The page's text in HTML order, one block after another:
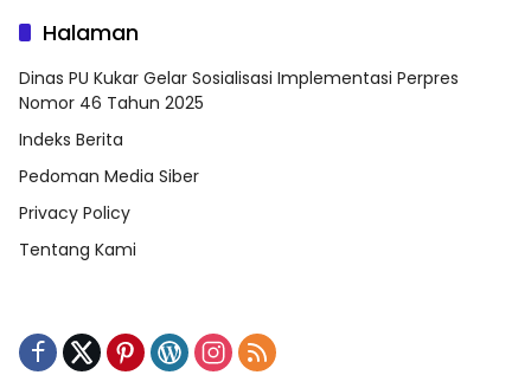
Halaman
Dinas PU Kukar Gelar Sosialisasi Implementasi Perpres
Nomor 46 Tahun 2025
Indeks Berita
Pedoman Media Siber
Privacy Policy
Tentang Kami